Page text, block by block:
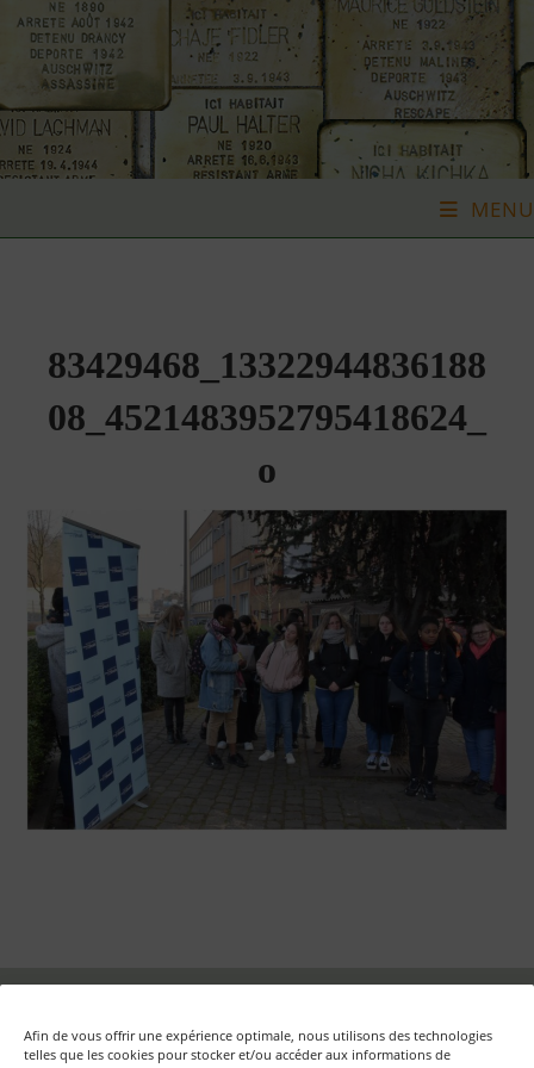
Afin de vous offrir une expérience optimale, nous utilisons des technologies
telles que les cookies pour stocker et/ou accéder aux informations de
Skip
content
MENU
83429468_13322944836188
08_4521483952795418624_
o
Rue aux Laines, 17 boîte 50 – B-1000 Bruxelles